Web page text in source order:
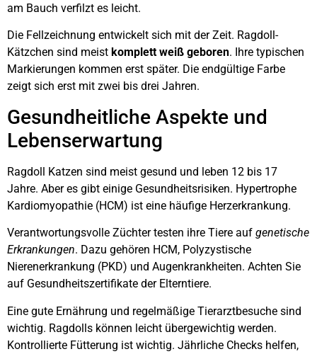
am Bauch verfilzt es leicht.
Die Fellzeichnung entwickelt sich mit der Zeit. Ragdoll-
Kätzchen sind meist komplett weiß geboren. Ihre typischen
Markierungen kommen erst später. Die endgültige Farbe
zeigt sich erst mit zwei bis drei Jahren.
Gesundheitliche Aspekte und
Lebenserwartung
Ragdoll Katzen sind meist gesund und leben 12 bis 17
Jahre. Aber es gibt einige Gesundheitsrisiken. Hypertrophe
Kardiomyopathie (HCM) ist eine häufige Herzerkrankung.
Verantwortungsvolle Züchter testen ihre Tiere auf genetische
Erkrankungen. Dazu gehören HCM, Polyzystische
Nierenerkrankung (PKD) und Augenkrankheiten. Achten Sie
auf Gesundheitszertifikate der Elterntiere.
Eine gute Ernährung und regelmäßige Tierarztbesuche sind
wichtig. Ragdolls können leicht übergewichtig werden.
Kontrollierte Fütterung ist wichtig. Jährliche Checks helfen,